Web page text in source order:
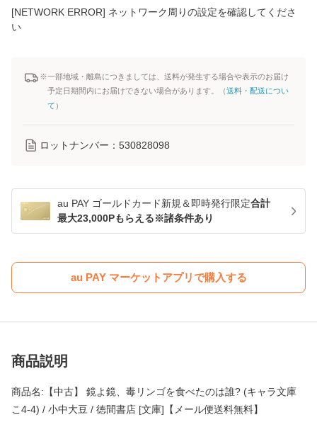
[NETWORK ERROR] ネットワーク周りの設定を確認してくださ
い
※一部地域・離島につきましては、送料が発生する場合や表示のお届け
予定日期間内にお届けできない場合があります。（送料・配送につい
て ）
ロットナンバー： 530828098
au PAY ゴールドカード新規＆即時発行限定合計
最大23,000Pもらえる※諸条件あり
au PAY マーケットアプリで購入する
商品説明
商品名:【中古】 鏡よ鏡、毒リンゴを食べたのは誰? (キャラ文庫
こ4-4) / 小中大豆 / 徳間書店 [文庫]【メール便送料無料】